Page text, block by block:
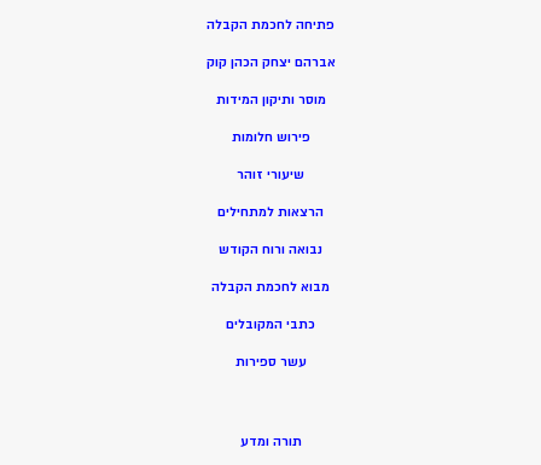
פתיחה לחכמת הקבלה
אברהם יצחק הכהן קוק
מוסר ותיקון המידות
פירוש חלומות
שיעורי זוהר
הרצאות למתחילים
נבואה ורוח הקודש
מבוא לחכמת הקבלה
כתבי המקובלים
עשר ספירות
תורה ומדע